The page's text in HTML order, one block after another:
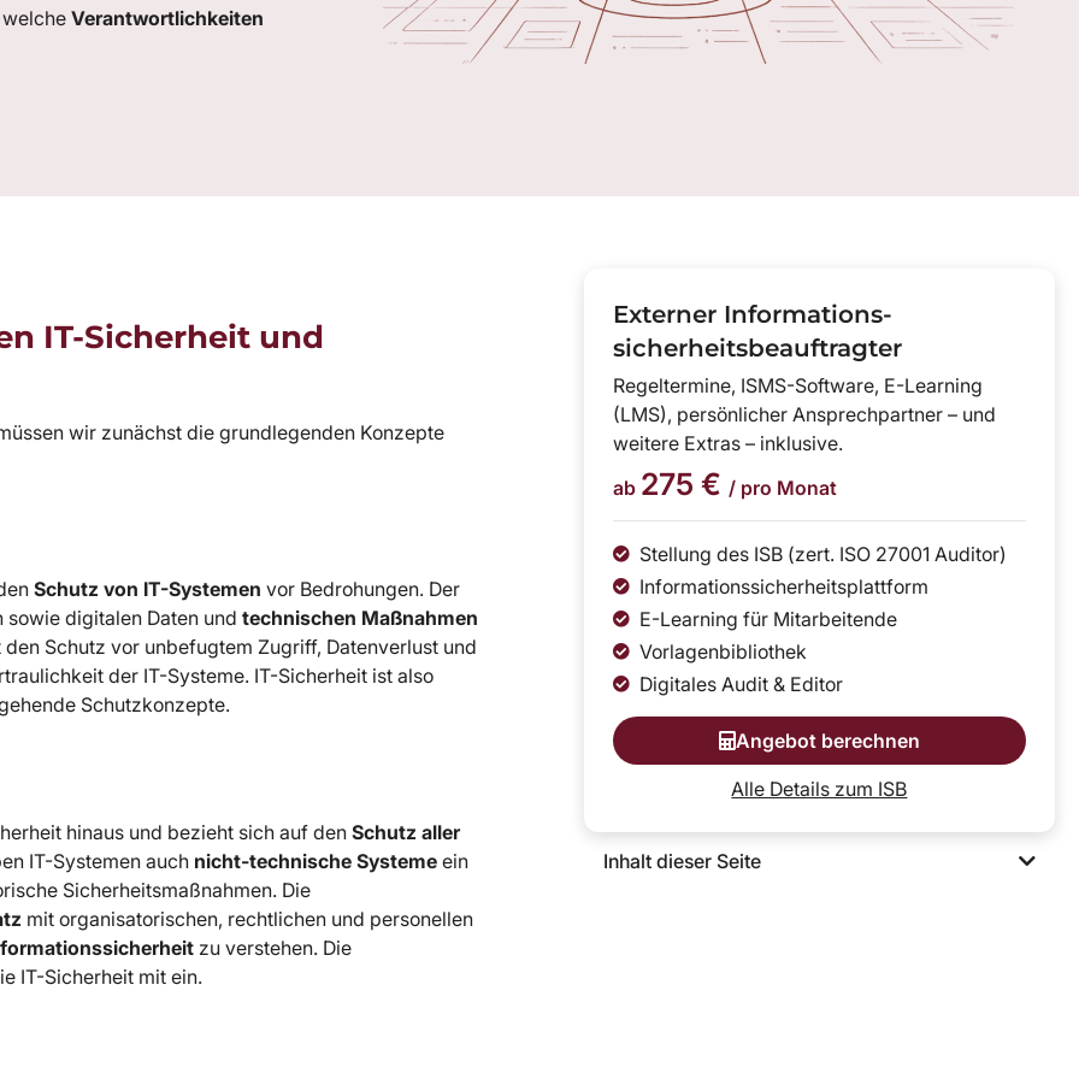
Verantwortlichkeiten
IT-Sicherheit und
wir zunächst die grundlegenden Konzepte
Schutz von IT-Systemen vor Bedrohungen. Der
digitalen Daten und technischen Maßnahmen
Schutz vor unbefugtem Zugriff, Datenverlust und
der IT-Systeme. IT-Sicherheit ist also
Schutzkonzepte.
hinaus und bezieht sich auf den Schutz aller
IT-Systemen auch nicht-technische Systeme ein
Sicherheitsmaßnahmen. Die
mit organisatorischen, rechtlichen und personellen
zu verstehen. Die
IT-Sicherheit mit ein.
Externer Informations-
sicherheitsbeauftragter
Regeltermine, ISMS-Software, E-Learning
(LMS), persönlicher Ansprechpartner – und
weitere Extras – inklusive.
ab 275 € / pro Monat
Stellung des ISB (zert. ISO 27001 Auditor)
Informationssicherheitsplattform
E-Learning für Mitarbeitende
Vorlagenbibliothek
Digitales Audit & Editor
Angebot berechnen
Alle Details zum ISB
Inhalt dieser Seite